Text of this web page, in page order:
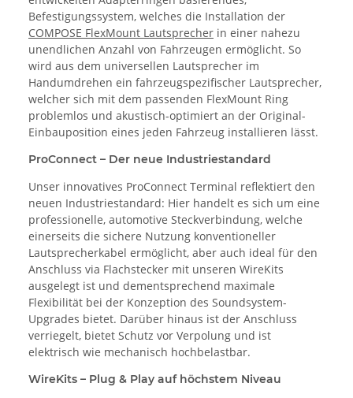
Befestigungssystem, welches die Installation der
COMPOSE FlexMount Lautsprecher in einer nahezu
unendlichen Anzahl von Fahrzeugen ermöglicht. So
wird aus dem universellen Lautsprecher im
Handumdrehen ein fahrzeugspezifischer Lautsprecher,
welcher sich mit dem passenden FlexMount Ring
problemlos und akustisch-optimiert an der Original-
Einbauposition eines jeden Fahrzeug installieren lässt.
ProConnect – Der neue Industriestandard
Unser innovatives ProConnect Terminal reflektiert den
neuen Industriestandard: Hier handelt es sich um eine
professionelle, automotive Steckverbindung, welche
einerseits die sichere Nutzung konventioneller
Lautsprecherkabel ermöglicht, aber auch ideal für den
Anschluss via Flachstecker mit unseren WireKits
ausgelegt ist und dementsprechend maximale
Flexibilität bei der Konzeption des Soundsystem-
Upgrades bietet. Darüber hinaus ist der Anschluss
verriegelt, bietet Schutz vor Verpolung und ist
elektrisch wie mechanisch hochbelastbar.
WireKits – Plug & Play auf höchstem Niveau